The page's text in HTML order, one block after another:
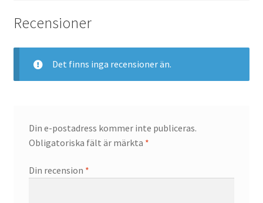
Recensioner
Det finns inga recensioner än.
Din e-postadress kommer inte publiceras.
Obligatoriska fält är märkta *
Din recension *